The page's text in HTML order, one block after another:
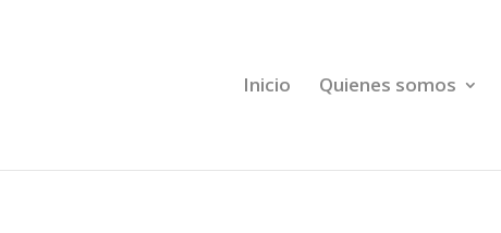
Inicio Quienes somos